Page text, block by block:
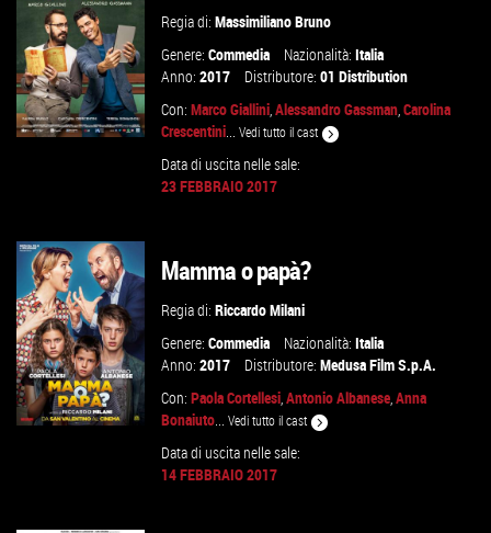
VAI ALLA SCHEDA
Regia di:Massimiliano Bruno
Genere:Commedia Nazionalità:Italia
Anno:2017 Distributore:01 Distribution
Con:Marco Giallini,Alessandro Gassman,Carolina
Crescentini...Vedi tutto il cast
Data di uscita nelle sale:
23 FEBBRAIO 2017
Mamma o papà?
Regia di:Riccardo Milani
Genere:Commedia Nazionalità:Italia
Anno:2017 Distributore:Medusa Film S.p.A.
Con:Paola Cortellesi,Antonio Albanese,Anna
Bonaiuto...Vedi tutto il cast
Data di uscita nelle sale:
14 FEBBRAIO 2017